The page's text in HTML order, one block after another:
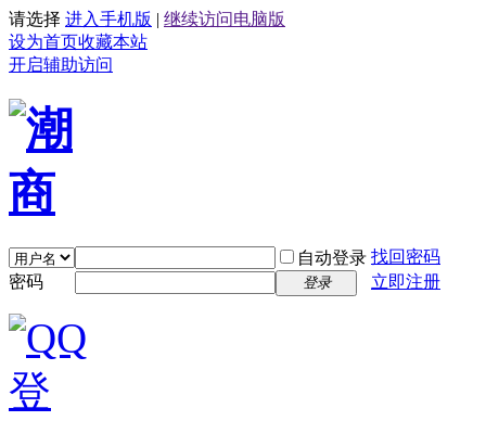
请选择 进入手机版 | 继续访问电脑版
设为首页收藏本站
开启辅助访问
自动登录 找回密码
密码
登录 立即注册